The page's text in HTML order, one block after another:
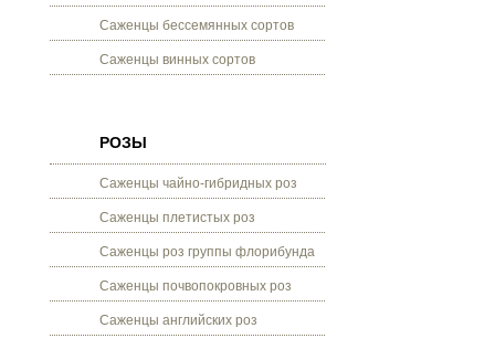
Саженцы бессемянных сортов
Саженцы винных сортов
РОЗЫ
Саженцы чайно-гибридных роз
Саженцы плетистых роз
Саженцы роз группы флорибунда
Саженцы почвопокровных роз
Саженцы английских роз